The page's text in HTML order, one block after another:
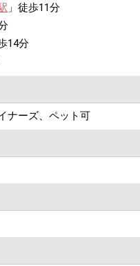
」徒歩11分
14分
ナーズ、ペット可